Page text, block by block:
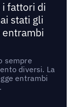
i fattori di
stati gli
entrambi
sempre
diversi. La
entrambi